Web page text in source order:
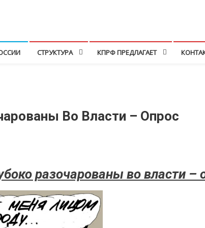
СТРУКТУРА КПРФ ПРЕДЛАГАЕТ
Во Власти – Опрос
разочарованы во власти –